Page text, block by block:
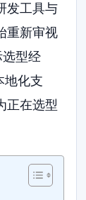
发工具与
重新审视
型经
地化支
正在选型